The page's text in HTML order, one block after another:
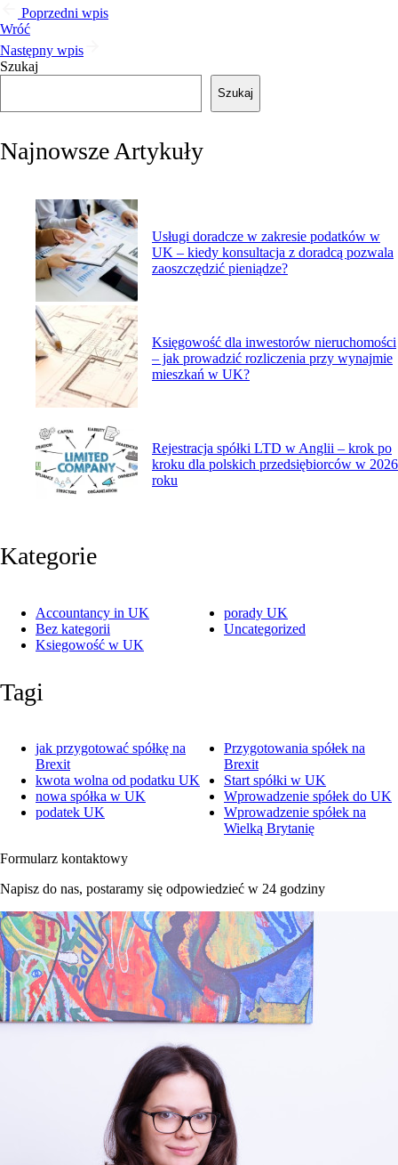
Poprzedni wpis
Wróć
Następny wpis
Szukaj
Szukaj
Najnowsze Artykuły
Usługi doradcze w zakresie podatków w
UK – kiedy konsultacja z doradcą pozwala
zaoszczędzić pieniądze?
Księgowość dla inwestorów nieruchomości
– jak prowadzić rozliczenia przy wynajmie
mieszkań w UK?
Rejestracja spółki LTD w Anglii – krok po
kroku dla polskich przedsiębiorców w 2026
roku
Kategorie
Accountancy in UK
Bez kategorii
Ksiegowość w UK
porady UK
Uncategorized
Tagi
jak przygotować spółkę na
Brexit
kwota wolna od podatku UK
nowa spółka w UK
podatek UK
Przygotowania spółek na
Brexit
Start spółki w UK
Wprowadzenie spółek do UK
Wprowadzenie spółek na
Wielką Brytanię
Formularz kontaktowy
Napisz do nas, postaramy się odpowiedzieć w 24 godziny